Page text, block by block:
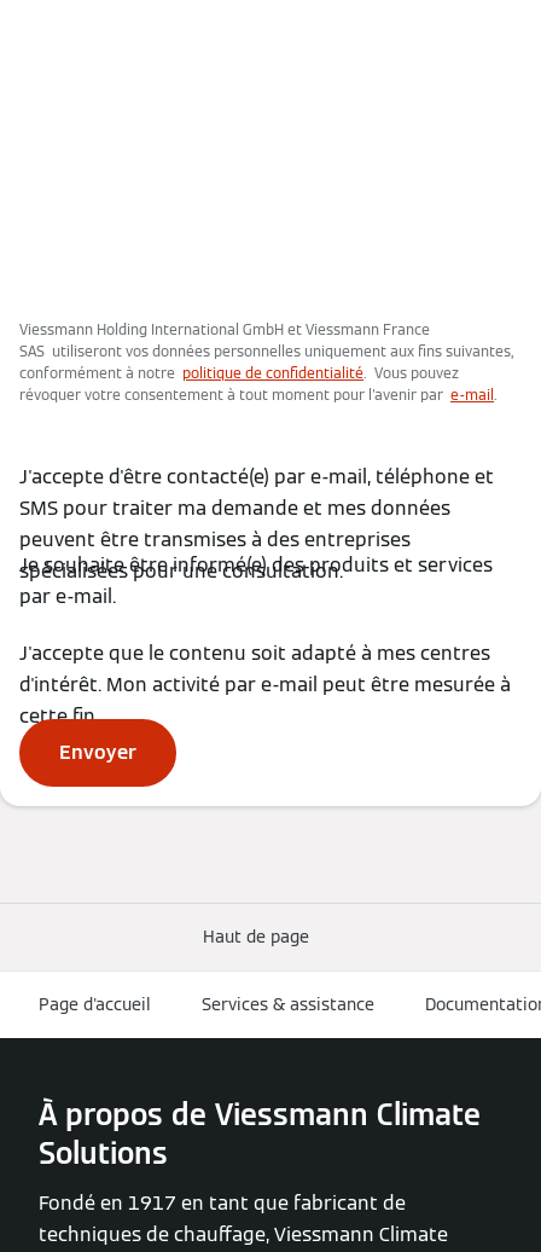
Viessmann Holding International GmbH et Viessmann France
SAS utiliseront vos données personnelles uniquement aux fins suivantes,
conformément à notre politique de confidentialité. Vous pouvez
révoquer votre consentement à tout moment pour l'avenir par e-mail .
J'accepte d'être contacté(e) par e-mail, téléphone et
SMS pour traiter ma demande et mes données
peuvent être transmises à des entreprises
spécialisées pour une consultation.
Je souhaite être informé(e) des produits et services
par e-mail.
J'accepte que le contenu soit adapté à mes centres
d'intérêt. Mon activité par e-mail peut être mesurée à
cette fin.
Envoyer
Haut de page
Page d'accueil Services & assistance
À propos de Viessmann Climate
Solutions
Fondé en 1917 en tant que fabricant de
techniques de chauffage, Viessmann Climate